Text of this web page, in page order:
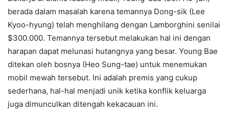
berada dalam masalah karena temannya Dong-sik (Lee
Kyoo-hyung) telah menghilang dengan Lamborghini senilai
$300.000. Temannya tersebut melakukan hal ini dengan
harapan dapat melunasi hutangnya yang besar. Young Bae
ditekan oleh bosnya (Heo Sung-tae) untuk menemukan
mobil mewah tersebut. Ini adalah premis yang cukup
sederhana, hal-hal menjadi unik ketika konflik keluarga
juga dimunculkan ditengah kekacauan ini.